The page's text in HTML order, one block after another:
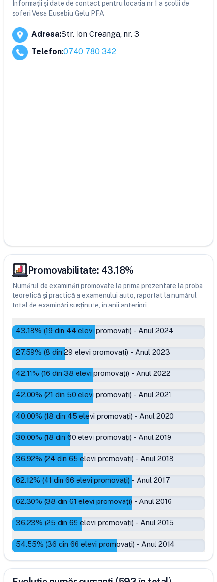
Informații și date de contact pentru locația nr 1 a școlii de
șoferi Vesa Eusebiu Gelu PFA
Adresa:Str. Ion Creanga, nr. 3
Telefon:0740 780 342
Promovabilitate: 43.18%
Numărul de examinări promovate la prima prezentare la proba
teoretică și practică a examenului auto, raportat la numărul
total de examinări susținute, în anii anteriori.
43.18% (19 din 44 elevi promovați) - Anul 2024
27.59% (8 din 29 elevi promovați) - Anul 2023
42.11% (16 din 38 elevi promovați) - Anul 2022
42.00% (21 din 50 elevi promovați) - Anul 2021
40.00% (18 din 45 elevi promovați) - Anul 2020
30.00% (18 din 60 elevi promovați) - Anul 2019
36.92% (24 din 65 elevi promovați) - Anul 2018
62.12% (41 din 66 elevi promovați) - Anul 2017
62.30% (38 din 61 elevi promovați) - Anul 2016
36.23% (25 din 69 elevi promovați) - Anul 2015
54.55% (36 din 66 elevi promovați) - Anul 2014